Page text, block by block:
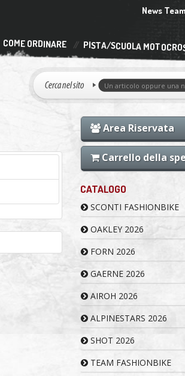
News
COME ORDINARE PISTA/SCUOLA
Area Riservata
Carrello della
CATALOGO
SCONTI FASHIONBIKE
OAKLEY 2026
FORN 2026
GAERNE 2026
AIROH 2026
ALPINESTARS 2026
SHOT 2026
TEAM FASHIONBIKE